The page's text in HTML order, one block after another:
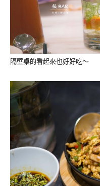
隔壁桌的看起來也好好吃～